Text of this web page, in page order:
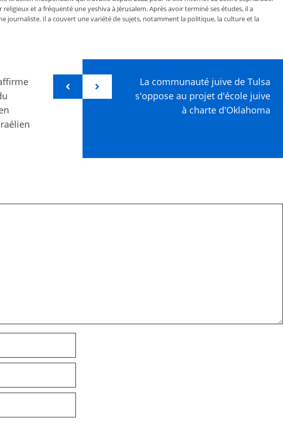
et a fréquenté une yeshiva à Jérusalem. Après avoir terminé ses études, il a
journaliste. Il a couvert une variété de sujets, notamment la politique, la culture et la
La communauté juive de Tulsa
s'oppose au projet d'école juive
à charte d'Oklahoma